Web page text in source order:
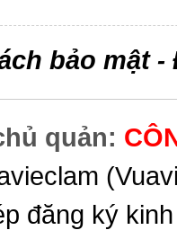
bảo mật-
quản:
đăng ký